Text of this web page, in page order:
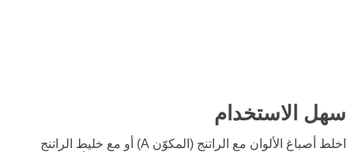
سهل الاستخدام
اخلط أصباغ الألوان مع الراتنج (المكوّن A) أو مع خليط الراتنج